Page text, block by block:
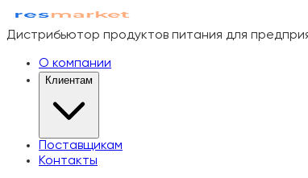
Дистрибьютор продуктов питания для
О компании
Клиентам
Поставщикам
Контакты